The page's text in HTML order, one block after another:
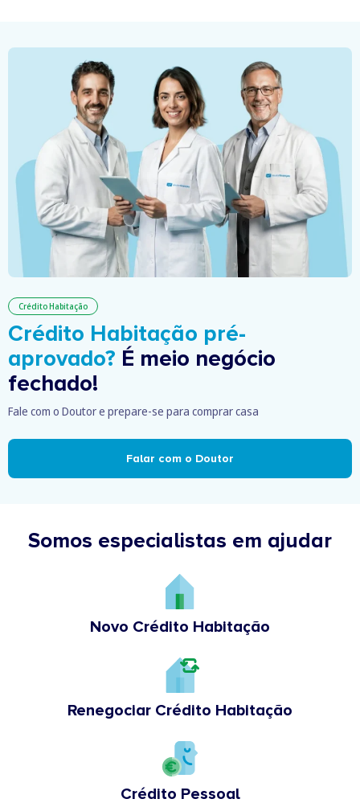
Crédito Habitação
Crédito Habitação pré-
aprovado? É meio negócio
fechado!
Fale com o Doutor e prepare-se para comprar casa
Falar com o Doutor
Somos especialistas em ajudar
Novo Crédito Habitação
Renegociar Crédito Habitação
Crédito Pessoal